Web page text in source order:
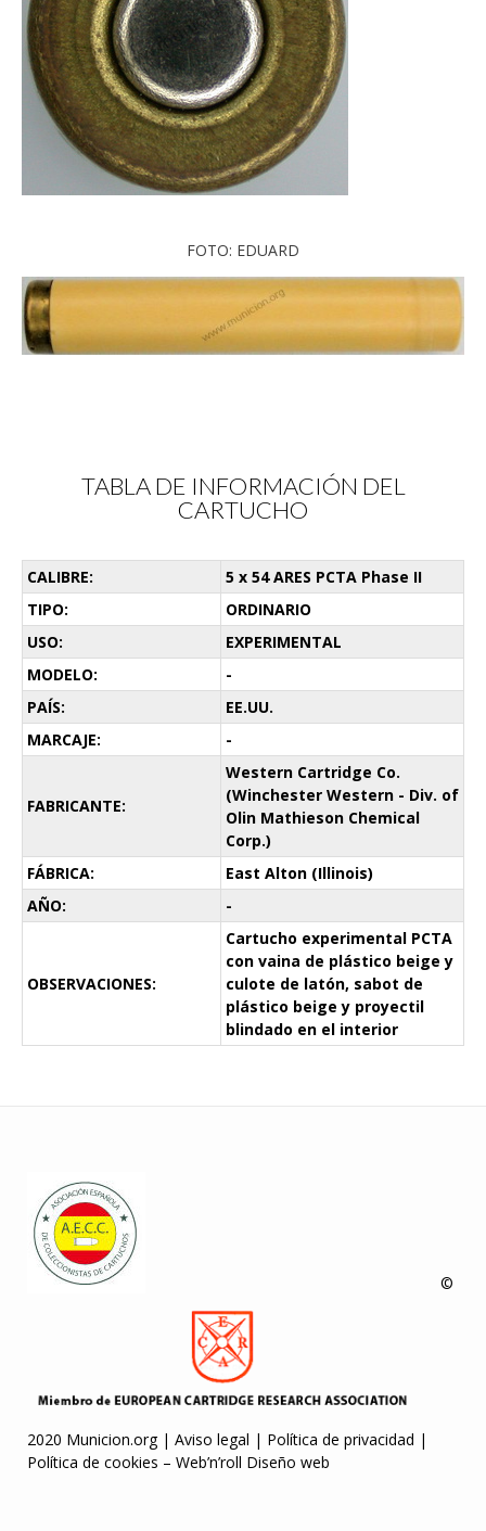
FOTO: EDUARD
TABLA DE INFORMACIÓN DEL
CARTUCHO
CALIBRE:
5 x 54 ARES PCTA Phase II
TIPO:
ORDINARIO
USO:
EXPERIMENTAL
MODELO:
-
PAÍS:
EE.UU.
MARCAJE:
-
FABRICANTE:
Western Cartridge Co.
(Winchester Western - Div. of
Olin Mathieson Chemical
Corp.)
FÁBRICA:
East Alton (Illinois)
AÑO:
-
OBSERVACIONES:
Cartucho experimental PCTA
con vaina de plástico beige y
culote de latón, sabot de
plástico beige y proyectil
blindado en el interior
©
2020 Municion.org | Aviso legal | Política de privacidad |
Política de cookies – Web’n’roll Diseño web